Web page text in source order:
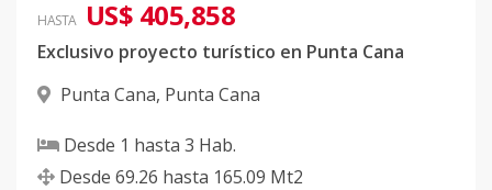
HASTA US$ 405,858
Exclusivo proyecto turístico en Punta Cana
Punta Cana, Punta Cana
Desde 1 hasta 3 Hab.
Desde 69.26 hasta 165.09 Mt2